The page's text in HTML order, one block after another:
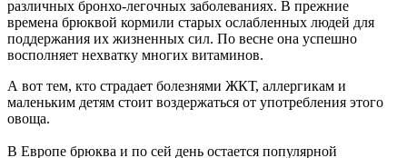
различных бронхо-легочных заболеваниях. В прежние
времена брюквой кормили старых ослабленных людей для
поддержания их жизненных сил. По весне она успешно
восполняет нехватку многих витаминов.
А вот тем, кто страдает болезнями ЖКТ, аллергикам и
маленьким детям стоит воздержаться от употребления этого
овоща.
В Европе брюква и по сей день остается популярной